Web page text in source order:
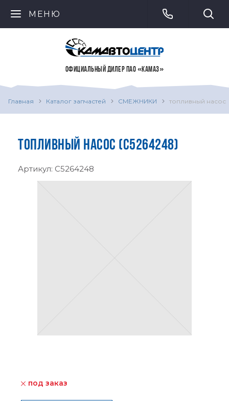
МЕНЮ
ОФИЦИАЛЬНЫЙ ДИЛЕР ПАО «КАМАЗ»
Главная Каталог запчастей СМЕЖНИКИ топливный насос
ТОПЛИВНЫЙ НАСОС (C5264248)
Артикул: C5264248
под заказ